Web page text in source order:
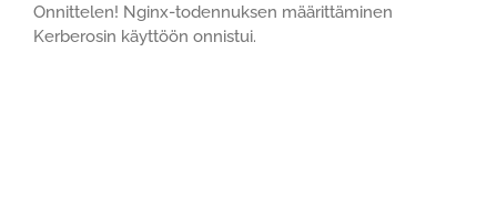
Onnittelen! Nginx-todennuksen määrittäminen
Kerberosin käyttöön onnistui.